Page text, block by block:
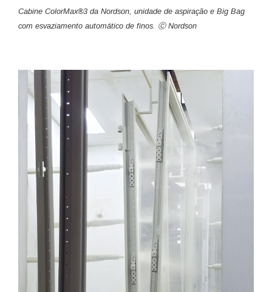
Cabine ColorMax®3 da Nordson, unidade de aspiração e Big Bag
com esvaziamento automático de finos. Ⓒ Nordson